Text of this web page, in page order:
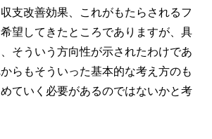
支改善効果、これがもたらされるフ
望してきたところでありますが、具
そういう方向性が示されたわけであ
らもそういった基本的な考え方のも
ていく必要があるのではないかと考